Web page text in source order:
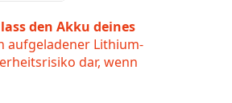
lass den Akku deines
aufgeladener Lithium-
dar, wenn